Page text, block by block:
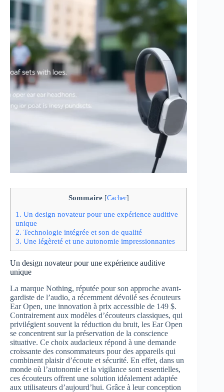
Sommaire [Cacher]
1. Un design novateur pour une expérience auditive
unique
2. Technologie intégrée et son de qualité
3. Une légèreté et une autonomie impressionnantes
Un design novateur pour une expérience auditive
unique
La marque Nothing, réputée pour son approche avant-
gardiste de l’audio, a récemment dévoilé ses écouteurs
Ear Open, une innovation à prix accessible de 149 $.
Contrairement aux modèles d’écouteurs classiques, qui
privilégient souvent la réduction du bruit, les Ear Open
se concentrent sur la préservation de la conscience
situative. Ce choix audacieux répond à une demande
croissante des consommateurs pour des appareils qui
combinent plaisir d’écoute et sécurité. En effet, dans un
monde où l’autonomie et la vigilance sont essentielles,
ces écouteurs offrent une solution idéalement adaptée
aux utilisateurs d’aujourd’hui. Grâce à leur conception